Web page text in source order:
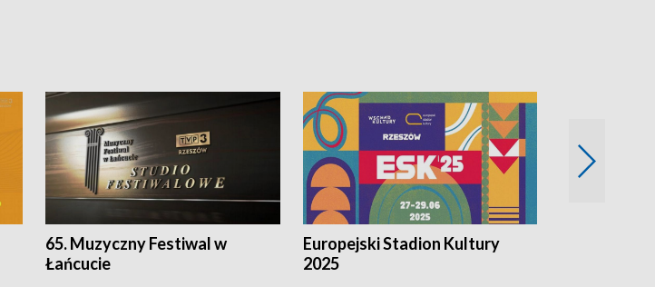
65. Muzyczny Festiwal w
Łańcucie
Europejski Stadion Kultury
2025